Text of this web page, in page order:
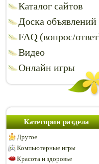
Каталог сайтов
Доска объявлений
FAQ (вопрос/
Видео
Онлайн игры
Категории раздела
Другое
Компьютерные игры
Красота и здоровье